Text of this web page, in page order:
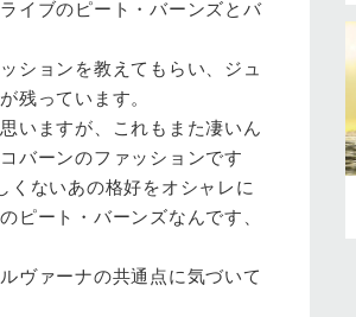
イブのピート・バーンズとバ
ションを教えてもらい、ジュ
残っています。
いますが、これもまた凄いん
バーンのファッションです
くないあの格好をオシャレに
ピート・バーンズなんです、
ヴァーナの共通点に気づいて